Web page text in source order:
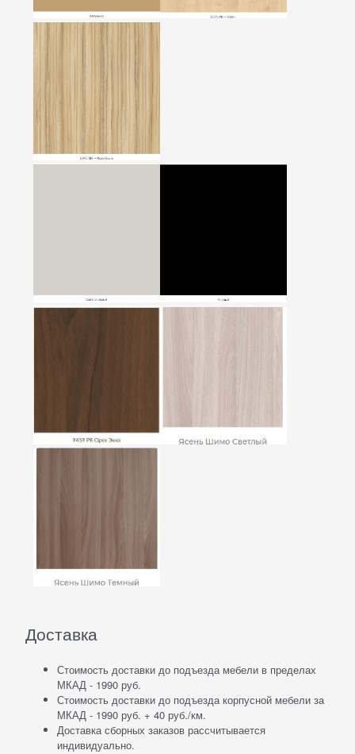
Доставка
Стоимость доставки до подъезда мебели в пределах
МКАД - 1990 руб.
Стоимость доставки до подъезда корпусной мебели за
МКАД - 1990 руб. + 40 руб./км.
Доставка сборных заказов рассчитывается
индивидуально.